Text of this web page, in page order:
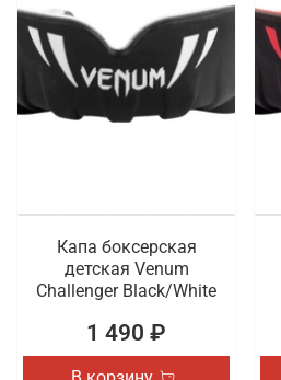
Капа боксерская
детская Venum
Challenger Black/White
1 490 ₽